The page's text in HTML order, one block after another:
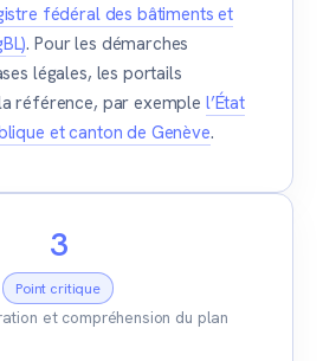
fédéral des bâtiments et
. Pour les démarches
légales, les portails
référence, par exemple l’État
et canton de Genève.
3
Point critique
et compréhension du plan